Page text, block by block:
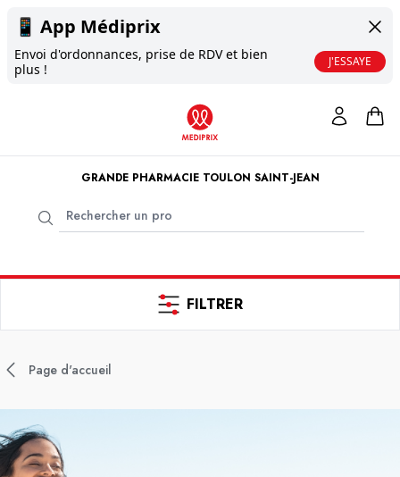
📱 App Médiprix
Envoi d'ordonnances, prise de RDV et bien
plus !
J'ESSAYE
GRANDE PHARMACIE TOULON SAINT-JEAN
FILTRER
Page d'accueil